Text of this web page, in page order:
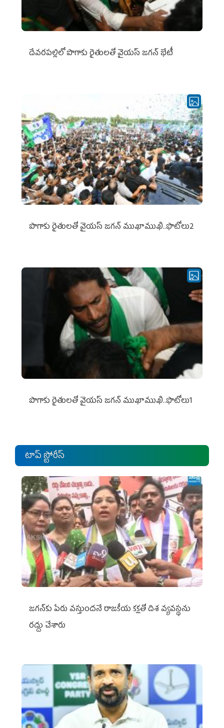
దేవరపల్లిలో పొగాకు రైతులతో వైయస్ జగన్ భేటీ
పొగాకు రైతుల‌తో వైయ‌స్ జ‌గ‌న్ ముఖాముఖి..ఫొటోలు2
పొగాకు రైతుల‌తో వైయ‌స్ జ‌గ‌న్ ముఖాముఖి..ఫొటోలు1
టాప్ స్టోరీస్
జగన్‌కు పేరు వస్తుందనే రాజకీయ కక్షతో దిశ వ్య‌వ‌స్థ‌ను
రద్దు చేశారు